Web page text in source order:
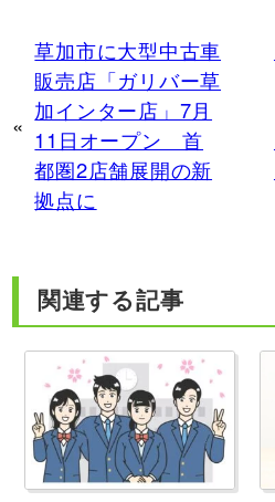
«
草加市に大型中古車
販売店「ガリバー草
加インター店」7月
11日オープン 首
都圏2店舗展開の新
拠点に
関連する記事